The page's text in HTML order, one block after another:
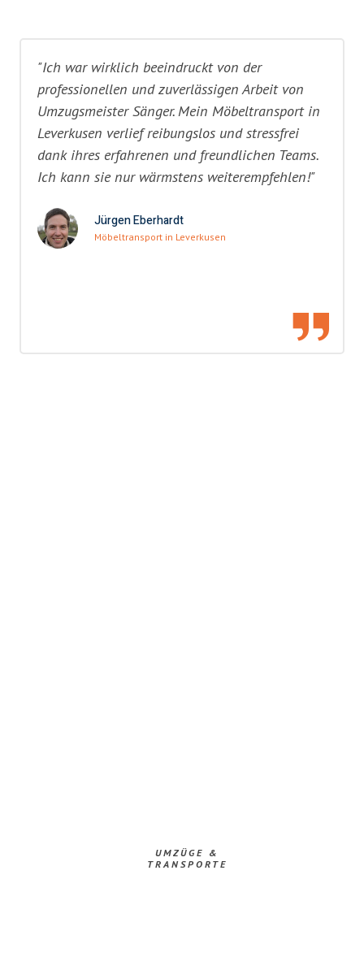
"Ich war wirklich beeindruckt von der
professionellen und zuverlässigen Arbeit von
Umzugsmeister Sänger. Mein Möbeltransport in
Leverkusen verlief reibungslos und stressfrei
dank ihres erfahrenen und freundlichen Teams.
Ich kann sie nur wärmstens weiterempfehlen!"
Jürgen Eberhardt
Möbeltransport in Leverkusen
UMZÜGE &
TRANSPORTE